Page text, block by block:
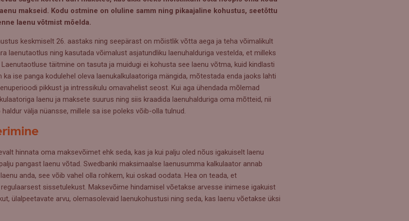
makseid. Kodu ostmine on oluline samm ning pikaajaline kohustus, seetõttu
laenu võtmist mõelda.
keskmiselt 26. aastaks ning seepärast on mõistlik võtta aega ja teha võimalikult
laenutaotlus ning kasutada võimalust asjatundliku laenuhalduriga vestelda, et milleks
täitmine on tasuta ja muidugi ei kohusta see laenu võtma, kuid kindlasti
ise panga kodulehel oleva laenukalkulaatoriga mängida, mõtestada enda jaoks lahti
pikkust ja intressikulu omavahelist seost. Kui aga ühendada mõlemad
laenu ja maksete suurus ning siis kraadida laenuhalduriga oma mõtteid, nii
välja nüansse, millele sa ise poleks võib-olla tulnud.
hinnata oma maksevõimet ehk seda, kas ja kui palju oled nõus igakuiselt laenu
pangast laenu võtad. Swedbanki maksimaalse laenusumma kalkulaator annab
anda, see võib vahel olla rohkem, kui oskad oodata. Hea on teada, et
sissetulekust. Maksevõime hindamisel võetakse arvesse inimese igakuist
ülalpeetavate arvu, olemasolevaid laenukohustusi ning seda, kas laenu võetakse üksi